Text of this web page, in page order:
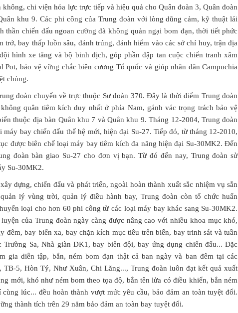
không, chi viện hỏa lực trực tiếp và hiệu quả cho Quân đoàn 3, Quân đoàn
khu 9. Các phi công của Trung đoàn với lòng dũng cảm, kỹ thuật lái
thần chiến đấu ngoan cường đã không quản ngại bom đạn, thời tiết phức
trở, bay thấp luồn sâu, đánh trúng, đánh hiểm vào các sở chỉ huy, trận địa
hình xe tăng và bộ binh địch, góp phần đập tan cuộc chiến tranh xâm
Pot, bảo vệ vững chắc biên cương Tổ quốc và giúp nhân dân Campuchia
chủng.
đoàn chuyển về trực thuộc Sư đoàn 370. Đây là thời điểm Trung đoàn
quân tiêm kích duy nhất ở phía Nam, gánh vác trọng trách bảo vệ
thuộc địa bàn Quân khu 7 và Quân khu 9. Tháng 12-2004, Trung đoàn
máy bay chiến đấu thế hệ mới, hiện đại Su-27. Tiếp đó, từ tháng 12-2010,
được biên chế loại máy bay tiêm kích đa năng hiện đại Su-30MK2. Đến
đoàn bàn giao Su-27 cho đơn vị bạn. Từ đó đến nay, Trung đoàn sử
Su-30MK2.
dựng, chiến đấu và phát triển, ngoài hoàn thành xuất sắc nhiệm vụ sẵn
lý vùng trời, quản lý điều hành bay, Trung đoàn còn tổ chức huấn
loại cho hơn 60 phi công từ các loại máy bay khác sang Su-30MK2.
của Trung đoàn ngày càng được nâng cao với nhiều khoa mục khó,
đêm, bay biển xa, bay chặn kích mục tiêu trên biển, bay trinh sát và tuần
Trường Sa, Nhà giàn DK1, bay biên đội, bay ứng dụng chiến đấu... Đặc
gia diễn tập, bắn, ném bom đạn thật cả ban ngày và ban đêm tại các
TB-5, Hòn Tý, Như Xuân, Chi Lăng..., Trung đoàn luôn đạt kết quả xuất
mới, khó như ném bom theo tọa độ, bắn tên lửa có điều khiển, bắn ném
lúc... đều hoàn thành vượt mức yêu cầu, bảo đảm an toàn tuyệt đối.
thành tích trên 29 năm bảo đảm an toàn bay tuyệt đối.